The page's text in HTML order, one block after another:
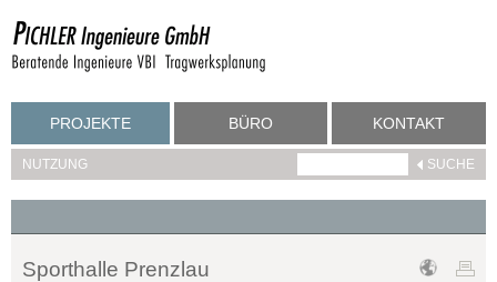
PROJEKTE BÜRO KONTAKT
NUTZUNG
Sporthalle Prenzlau